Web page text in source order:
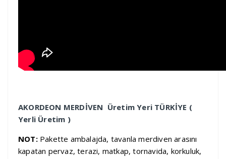
AKORDEON MERDİVEN Üretim Yeri TÜRKİYE (
Yerli Üretim )
NOT:Pakette ambalajda, tavanla merdiven arasını
kapatan pervaz, terazi, matkap, tornavida, korkuluk,